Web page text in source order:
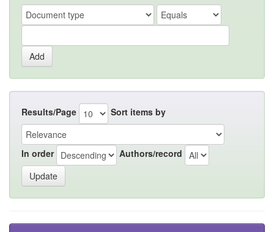
Results/Page Sort items by
In order Authors/record